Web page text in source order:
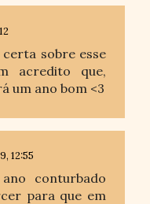
sobre esse
acredito que,
um ano bom <3
12:55
conturbado
para que em